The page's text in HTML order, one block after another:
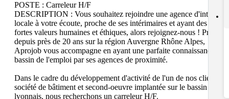
POSTE : Carreleur H/F
DESCRIPTION : Vous souhaitez rejoindre une agence d'intérim
locale à votre écoute, proche de ses intérimaires et ayant des
fortes valeurs humaines et éthiques, alors rejoignez-nous ! Présent
depuis près de 20 ans sur la région Auvergne Rhône Alpes,
Aprojob vous accompagne en ayant une parfaite connaissance du
bassin de l'emploi par ses agences de proximité.
Dans le cadre du développement d'activité de l'un de nos clients,
société de bâtiment et second-oeuvre implantée sur le bassin
lyonnais, nous recherchons un carreleur H/F.